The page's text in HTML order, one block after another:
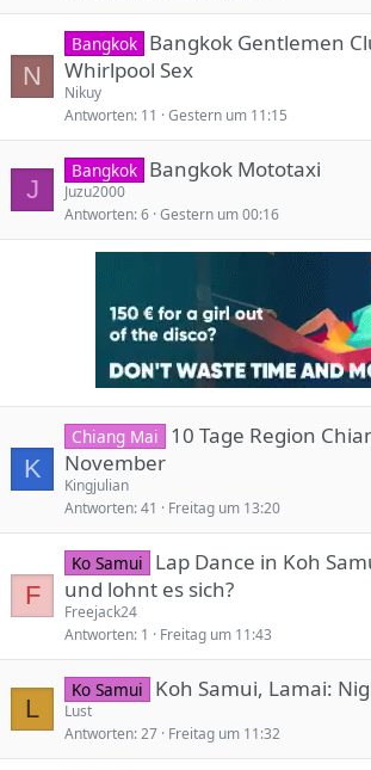
N
Bangkok Bangkok Gentlemen
Whirlpool Sex
Nikuy
Antworten 11 Gestern um 11:15
J
Bangkok Bangkok Mototaxi
Juzu2000
Antworten 6 Gestern um 00:16
K
Chiang Mai
10 Tage Region
November
Kingjulian
Antworten 41 Freitag um 13:20
F
Ko Samui
Lap Dance in Koh
und lohnt es sich?
Freejack24
Antworten 1 Freitag um 11:43
L
Ko Samui Koh Samui, Lamai:
Lust
Antworten 27 Freitag um 11:32